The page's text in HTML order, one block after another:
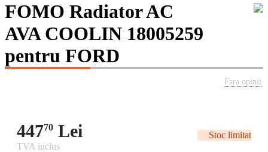
FOMO Radiator AC
AVA COOLIN 18005259
pentru FORD
Fara opinii
44770 Lei
Stoc limitat
TVA inclus